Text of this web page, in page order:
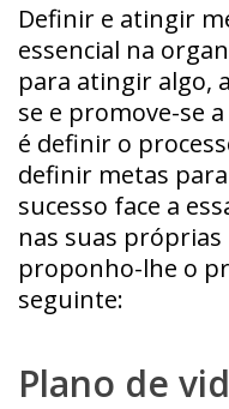
Definir e atingir
essencial na
para atingir algo,
se e promove-se
é definir o
definir metas
sucesso face a
nas suas
proponho-lhe o
seguinte:
Plano de